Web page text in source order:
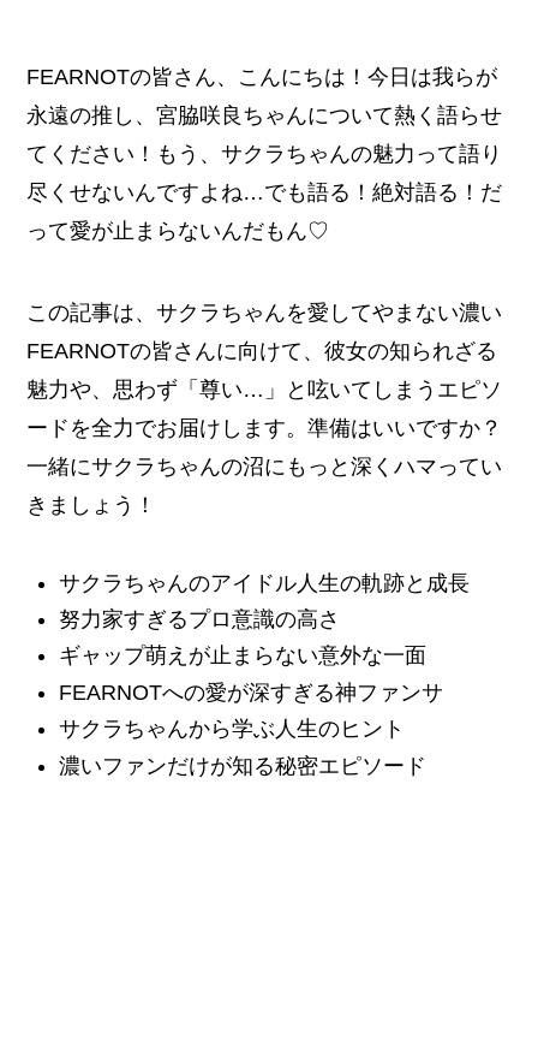
FEARNOTの皆さん、こんにちは！今日は我らが
永遠の推し、宮脇咲良ちゃんについて熱く語らせ
てください！もう、サクラちゃんの魅力って語り
尽くせないんですよね…でも語る！絶対語る！だ
って愛が止まらないんだもん♡
この記事は、サクラちゃんを愛してやまない濃い
FEARNOTの皆さんに向けて、彼女の知られざる
魅力や、思わず「尊い…」と呟いてしまうエピソ
ードを全力でお届けします。準備はいいですか？
一緒にサクラちゃんの沼にもっと深くハマってい
きましょう！
サクラちゃんのアイドル人生の軌跡と成長
努力家すぎるプロ意識の高さ
ギャップ萌えが止まらない意外な一面
FEARNOTへの愛が深すぎる神ファンサ
サクラちゃんから学ぶ人生のヒント
濃いファンだけが知る秘密エピソード